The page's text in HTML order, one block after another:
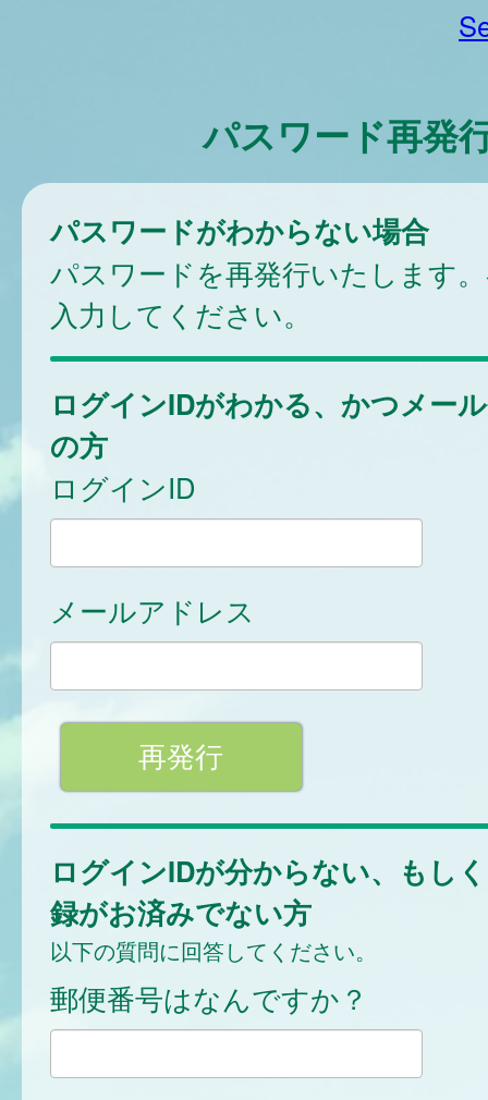
パスワード再発
パスワードがわからない場合
パスワードを再発行いたします
入力してください。
ログインIDがわかる、かつメー
の方
ログインID
メールアドレス
ログインIDが分からない、もし
録がお済みでない方
以下の質問に回答してください。
郵便番号はなんですか？